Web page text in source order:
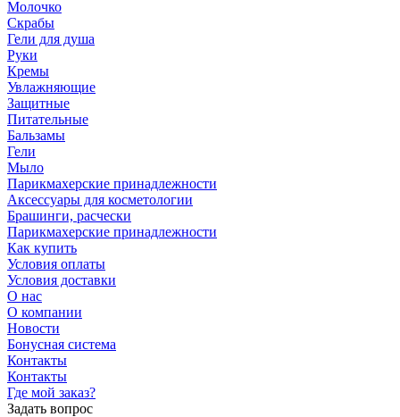
Молочко
Скрабы
Гели для душа
Руки
Кремы
Увлажняющие
Защитные
Питательные
Бальзамы
Гели
Мыло
Парикмахерские принадлежности
Аксессуары для косметологии
Брашинги, расчески
Парикмахерские принадлежности
Как купить
Условия оплаты
Условия доставки
О нас
О компании
Новости
Бонусная система
Контакты
Контакты
Где мой заказ?
Задать вопрос